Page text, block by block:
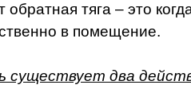
обратная тяга – это
в помещение.
существует два